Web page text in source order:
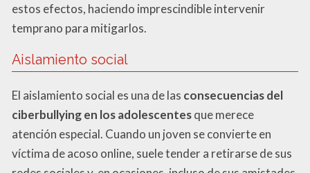
estos efectos, haciendo imprescindible intervenir
temprano para mitigarlos.
Aislamiento social
El aislamiento social es una de las consecuencias del
ciberbullying en los adolescentesque merece
atención especial. Cuando un joven se convierte en
víctima de acoso online, suele tender a retirarse de sus